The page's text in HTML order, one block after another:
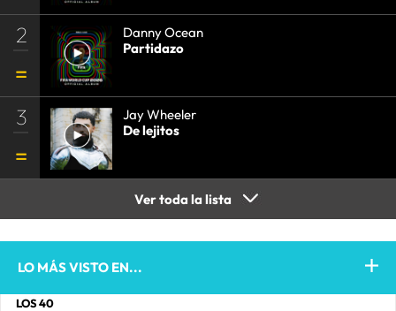
2
Danny Ocean
Partidazo
3
Jay Wheeler
De lejitos
Ver toda la lista
LO MÁS VISTO EN...
LOS 40